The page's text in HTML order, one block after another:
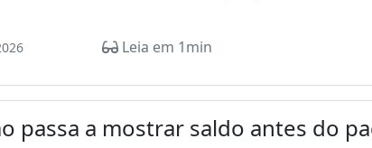
Leia em 1min
passa a mostrar saldo antes do